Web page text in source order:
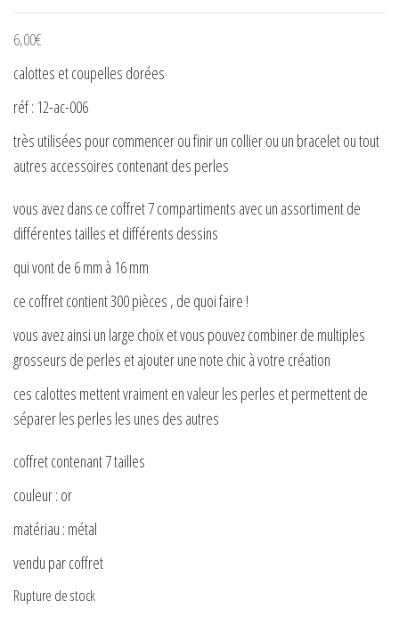
6,00€
calottes et coupelles dorées
réf : 12-ac-006
très utilisées pour commencer ou finir un collier ou un bracelet ou tout
autres accessoires contenant des perles
vous avez dans ce coffret 7 compartiments avec un assortiment de
différentes tailles et différents dessins
qui vont de 6 mm à 16 mm
ce coffret contient 300 pièces , de quoi faire !
vous avez ainsi un large choix et vous pouvez combiner de multiples
grosseurs de perles et ajouter une note chic à votre création
ces calottes mettent vraiment en valeur les perles et permettent de
séparer les perles les unes des autres
coffret contenant 7 tailles
couleur : or
matériau : métal
vendu par coffret
Rupture de stock